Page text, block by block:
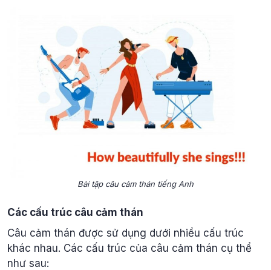
Bài tập câu cảm thán tiếng Anh
Các cấu trúc câu cảm thán
Câu cảm thán được sử dụng dưới nhiều cấu trúc
khác nhau. Các cấu trúc của câu cảm thán cụ thể
như sau: